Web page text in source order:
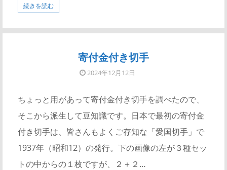
続きを読む
寄付金付き切手
2024年12月12日
ちょっと用があって寄付金付き切手を調べたので、
そこから派生して豆知識です。日本で最初の寄付金
付き切手は、皆さんもよくご存知な「愛国切手」で
1937年（昭和12）の発行。下の画像の左が３種セッ
トの中からの１枚ですが、２＋２…